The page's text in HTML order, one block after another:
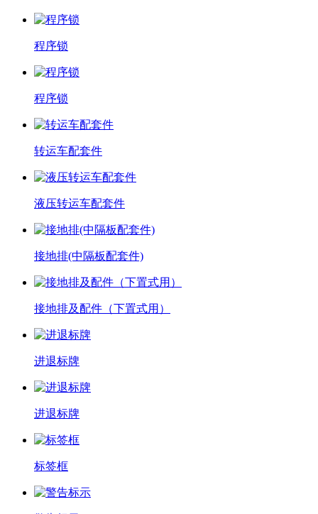
程序锁
程序锁
转运车配套件
液压转运车配套件
接地排(中隔板配套件)
接地排及配件（下置式用）
进退标牌
进退标牌
标签框